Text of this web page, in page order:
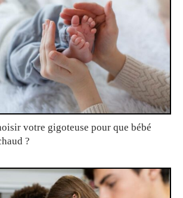
votre gigoteuse pour que bébé
?